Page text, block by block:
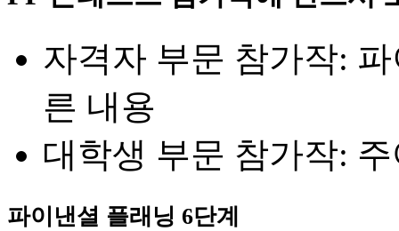
자격자 부문 참가작:
른 내용
대학생 부문 참가작:
파이낸셜 플래닝 6단계